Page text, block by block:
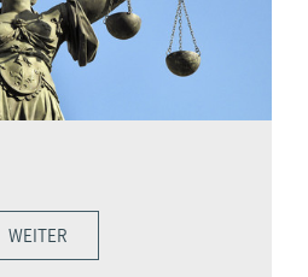
WEITER